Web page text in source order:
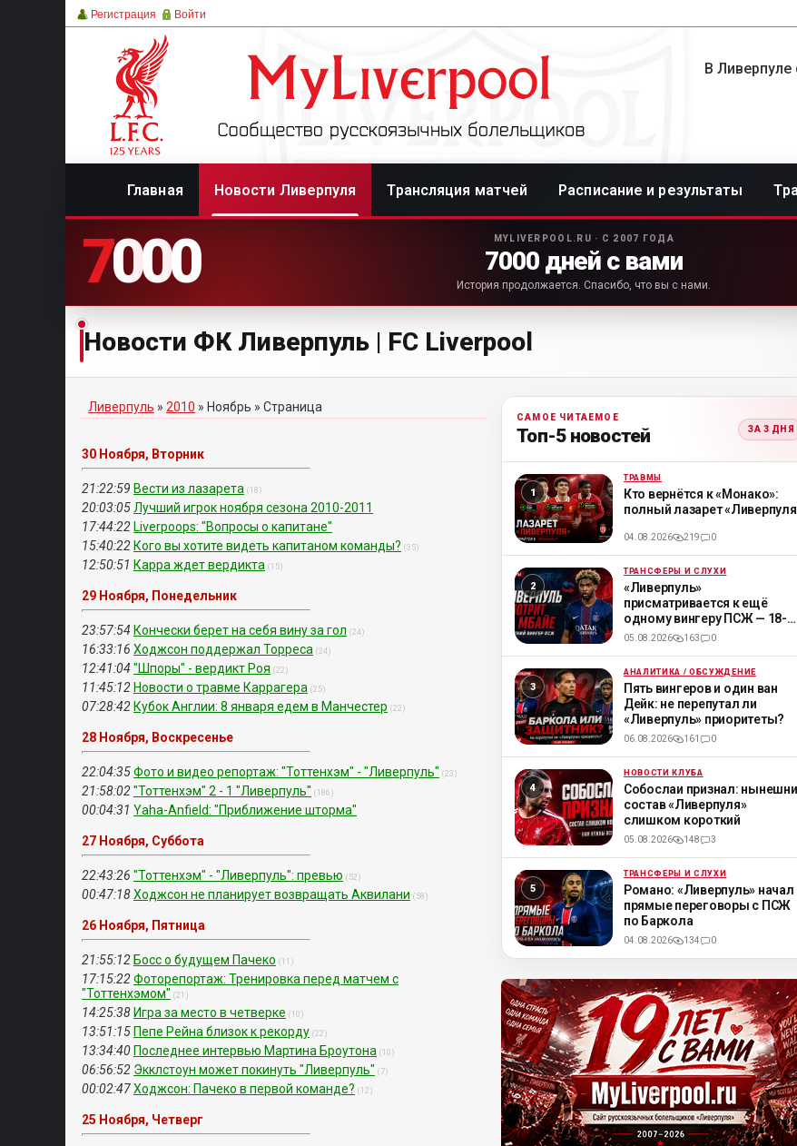
Регистрация Войти
В Ливерпуле
Главная Новости Ливерпуля Трансляция матчей Расписание и результаты
7000 MYLIVERPOOL.RU · С 2007 ГОДА
7000 дней с вами
История продолжается. Спасибо, что вы с нами.
Новости ФК Ливерпуль | FC Liverpool
Ливерпуль » 2010 » Ноябрь » Страница
30 Ноября, Вторник
21:22:59 Вести из лазарета (18)
20:03:05 Лучший игрок ноября сезона 2010-2011
17:44:22 Liverpoops: "Вопросы о капитане"
15:40:22 Кого вы хотите видеть капитаном команды? (35)
12:50:51 Карра ждет вердикта (15)
29 Ноября, Понедельник
23:57:54 Кончески берет на себя вину за гол (24)
16:33:16 Ходжсон поддержал Торреса (24)
12:41:04 "Шпоры" - вердикт Роя (22)
11:45:12 Новости о травме Каррагера (25)
07:28:42 Кубок Англии: 8 января едем в Манчестер (22)
28 Ноября, Воскресенье
22:04:35Фото и видео репортаж: "Тоттенхэм" - "Ливерпуль" (23)
21:58:02"Тоттенхэм" 2 - 1 "Ливерпуль" (186)
00:04:31 Yaha-Anfield: "Приближение шторма"
27 Ноября, Суббота
22:43:26 "Тоттенхэм" - "Ливерпуль": превью (52)
00:47:18Ходжсон не планирует возвращать Аквилани (58)
26 Ноября, Пятница
21:55:12 Босс о будущем Пачеко (11)
17:15:22Фоторепортаж: Тренировка перед матчем с
"Тоттенхэмом" (21)
14:25:38 Игра за место в четверке (10)
13:51:15 Пепе Рейна близок к рекорду (22)
13:34:40 Последнее интервью Мартина Броутона (10)
06:56:52 Экклстоун может покинуть "Ливерпуль" (7)
00:02:47Ходжсон: Пачеко в первой команде? (12)
25 Ноября, Четверг
САМОЕ ЧИТАЕМОЕ
Топ-5 новостей ЗА 3 ДНЯ
ML ТРАВМЫ
Кто вернётся к «Монако»:
полный лазарет
04.08.2026 219 0
ML ТРАНСФЕРЫ И СЛУХИ
«Ливерпуль»
присматривается к ещё
одному вингеру ПСЖ — 18-
летнему Мбайе
05.08.2026 163 0
ML АНАЛИТИКА / ОБСУЖДЕНИЕ
Пять вингеров и один ван
Дейк: не перепутал ли
«Ливерпуль» приоритеты?
06.08.2026 161 0
ML НОВОСТИ КЛУБА
Собослаи признал:
состав «Ливерпуля»
слишком короткий
05.08.2026 148 3
ML ТРАНСФЕРЫ И СЛУХИ
Романо: «Ливерпуль» начал
прямые переговоры с ПСЖ
по Баркола
04.08.2026 134 0